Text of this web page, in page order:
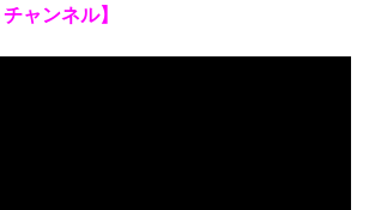
ャンネル】